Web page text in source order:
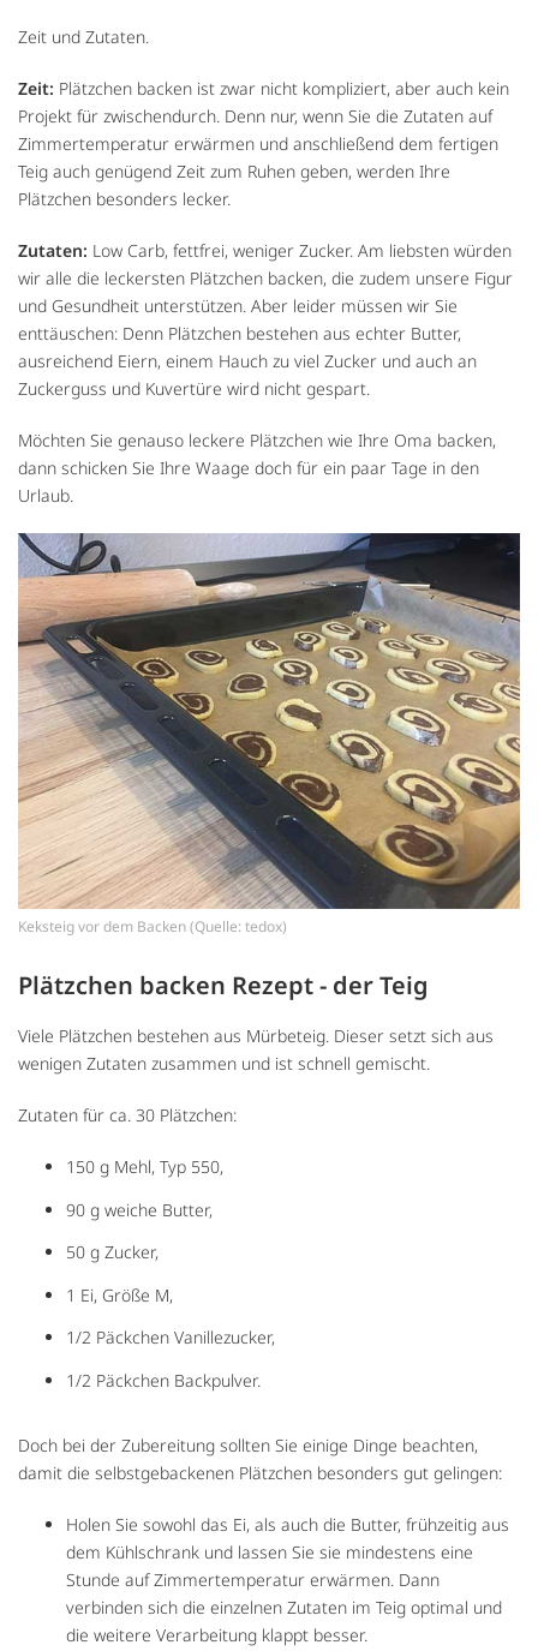
Zeit und Zutaten.
Zeit: Plätzchen backen ist zwar nicht kompliziert, aber auch kein
Projekt für zwischendurch. Denn nur, wenn Sie die Zutaten auf
Zimmertemperatur erwärmen und anschließend dem fertigen
Teig auch genügend Zeit zum Ruhen geben, werden Ihre
Plätzchen besonders lecker.
Zutaten: Low Carb, fettfrei, weniger Zucker. Am liebsten würden
wir alle die leckersten Plätzchen backen, die zudem unsere Figur
und Gesundheit unterstützen. Aber leider müssen wir Sie
enttäuschen: Denn Plätzchen bestehen aus echter Butter,
ausreichend Eiern, einem Hauch zu viel Zucker und auch an
Zuckerguss und Kuvertüre wird nicht gespart.
Möchten Sie genauso leckere Plätzchen wie Ihre Oma backen,
dann schicken Sie Ihre Waage doch für ein paar Tage in den
Urlaub.
Keksteig vor dem Backen (Quelle: tedox)
Plätzchen backen Rezept - der Teig
Viele Plätzchen bestehen aus Mürbeteig. Dieser setzt sich aus
wenigen Zutaten zusammen und ist schnell gemischt.
Zutaten für ca. 30 Plätzchen:
150 g Mehl, Typ 550,
90 g weiche Butter,
50 g Zucker,
1 Ei, Größe M,
1/2 Päckchen Vanillezucker,
1/2 Päckchen Backpulver.
Doch bei der Zubereitung sollten Sie einige Dinge beachten,
damit die selbstgebackenen Plätzchen besonders gut gelingen:
Holen Sie sowohl das Ei, als auch die Butter, frühzeitig aus
dem Kühlschrank und lassen Sie sie mindestens eine
Stunde auf Zimmertemperatur erwärmen. Dann
verbinden sich die einzelnen Zutaten im Teig optimal und
die weitere Verarbeitung klappt besser.